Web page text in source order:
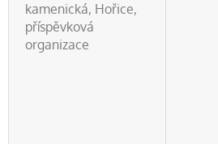
kamenická, Hořice,
příspěvková
organizace